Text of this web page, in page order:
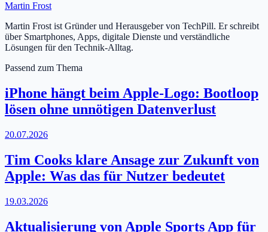
Martin Frost
Martin Frost ist Gründer und Herausgeber von TechPill. Er schreibt
über Smartphones, Apps, digitale Dienste und verständliche
Lösungen für den Technik-Alltag.
Passend zum Thema
iPhone hängt beim Apple-Logo: Bootloop
lösen ohne unnötigen Datenverlust
20.07.2026
Tim Cooks klare Ansage zur Zukunft von
Apple: Was das für Nutzer bedeutet
19.03.2026
Aktualisierung von Apple Sports App für